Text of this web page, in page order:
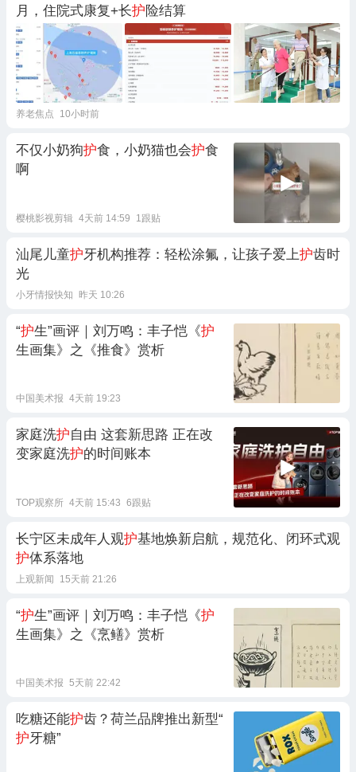
月，住院式康复+长护险结算
养老焦点 10小时前
不仅小奶狗护食，小奶猫也会护食
啊
樱桃影视剪辑 4天前 14:59 1跟贴
汕尾儿童护牙机构推荐：轻松涂氟，让孩子爱上护齿时
光
小牙情报快知 昨天 10:26
“护生”画评｜刘万鸣：丰子恺《护
生画集》之《推食》赏析
中国美术报 4天前 19:23
家庭洗护自由 这套新思路 正在改
变家庭洗护的时间账本
TOP观察所 4天前 15:43 6跟贴
长宁区未成年人观护基地焕新启航，规范化、闭环式观
护体系落地
上观新闻 15天前 21:26
“护生”画评｜刘万鸣：丰子恺《护
生画集》之《烹鳝》赏析
中国美术报 5天前 22:42
吃糖还能护齿？荷兰品牌推出新型“
护牙糖”